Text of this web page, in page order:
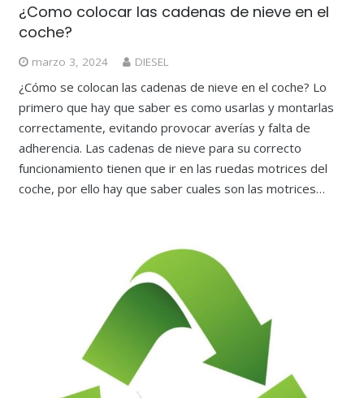
¿Como colocar las cadenas de nieve en el
coche?
marzo 3, 2024 DIESEL
¿Cómo se colocan las cadenas de nieve en el coche? Lo
primero que hay que saber es como usarlas y montarlas
correctamente, evitando provocar averías y falta de
adherencia. Las cadenas de nieve para su correcto
funcionamiento tienen que ir en las ruedas motrices del
coche, por ello hay que saber cuales son las motrices…